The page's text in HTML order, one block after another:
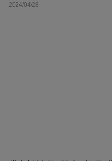
2024/04/28